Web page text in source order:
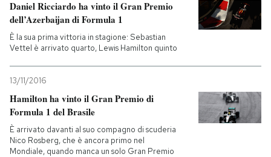
PODCAST
NEWSLETTER
Daniel Ricciardo ha vinto il Gran Premio
dell’Azerbaijan di Formula 1
È la sua prima vittoria in stagione: Sebastian
Vettel è arrivato quarto, Lewis Hamilton quinto
13/11/2016
Hamilton ha vinto il Gran Premio di
Formula 1 del Brasile
È arrivato davanti al suo compagno di scuderia
Nico Rosberg, che è ancora primo nel
Mondiale, quando manca un solo Gran Premio